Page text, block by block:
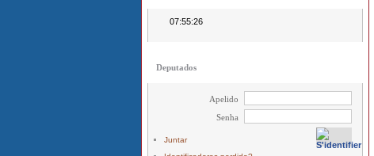
07:55:26
Deputados
Apelido
Senha
Juntar